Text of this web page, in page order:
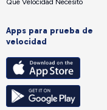
Apps para prueba de
velocidad